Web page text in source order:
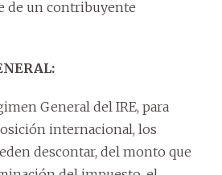
de un contribuyente
General del IRE, para
internacional, los
descontar, del monto que